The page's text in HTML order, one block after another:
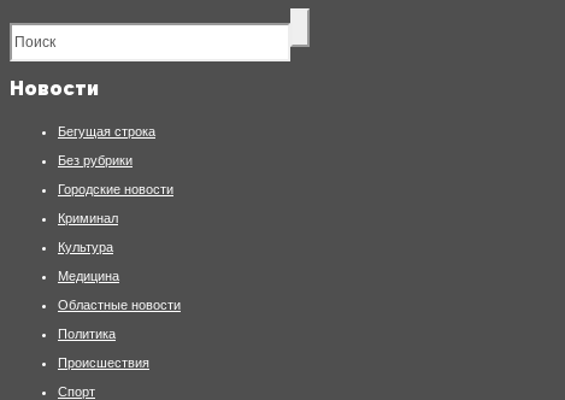
Новости
Бегущая строка
Без рубрики
Городские новости
Криминал
Культура
Медицина
Областные новости
Политика
Происшествия
Спорт